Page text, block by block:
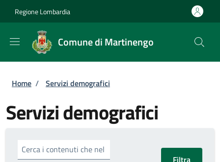
Regione Lombardia
Comune di Martinengo
Briciole di pane
Home / Servizi demografici
Servizi demografici
Cerca i contenuti che nel